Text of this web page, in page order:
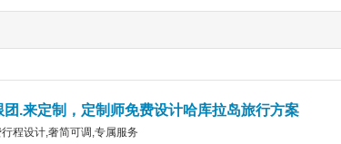
团.来定制，定制师免费设计哈库拉岛旅行方案
程设计,奢简可调,专属服务